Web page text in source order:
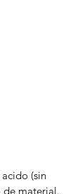
(sin
de material.